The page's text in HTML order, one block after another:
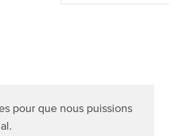
pour que nous puissions